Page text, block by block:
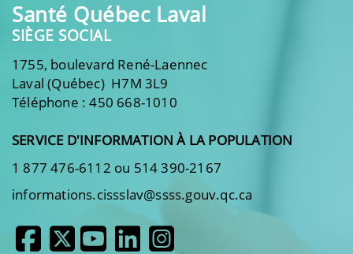
Santé Québec Laval
SIÈGE SOCIAL
1755, boulevard René-Laennec
Laval (Québec) H7M 3L9
Téléphone : 450 668-1010
SERVICE D'INFORMATION À LA POPULATION
1 877 476-6112 ou 514 390-2167
informations.cissslav@ssss.gouv.qc.ca